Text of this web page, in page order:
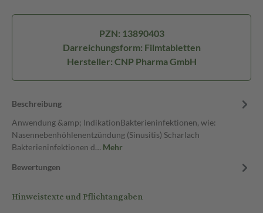
PZN: 13890403
Darreichungsform: Filmtabletten
Hersteller: CNP Pharma GmbH
Beschreibung
Anwendung &amp; IndikationBakterieninfektionen, wie:
Nasennebenhöhlenentzündung (Sinusitis) Scharlach
Bakterieninfektionen d… Mehr
Bewertungen
Hinweistexte und Pflichtangaben